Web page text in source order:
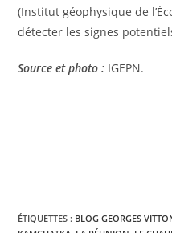
(Institut géophysique de
détecter les signes
Source et photo : IGEPN.
ÉTIQUETTES : BLOG GEORGES